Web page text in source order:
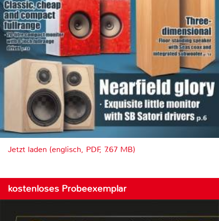
Jetzt laden (englisch, PDF, 7.67 MB)
kostenloses Probeexemplar